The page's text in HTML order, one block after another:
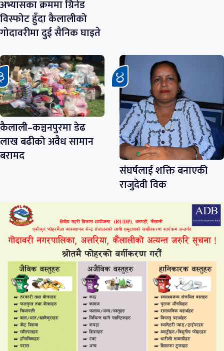
अभ्यासका क्रममा ग्रिनेड
विस्फोट हुँदा कैलालीको
गोदावरीमा दुई सैनिक घाइते
कैलाली–कञ्चनपुरमा डेढ
लाख बढीको अवैध सामान
बरामद
संघर्षलाई शक्ति बनाएकी
राजुदेवी विक